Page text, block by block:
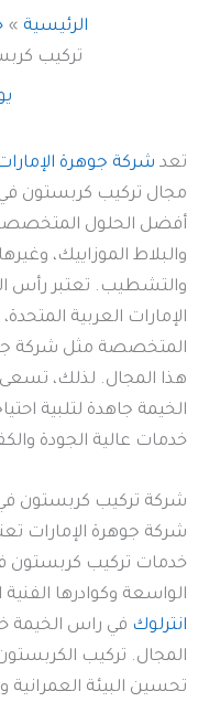
الرئيسية
تركيب
تعد شركة جوهرة
مجال تركيب كربستون في
أفضل الحلول المتخصصة
والبلاط الموزاييك،
والتشطيب. تعتبر رأس
الإمارات العربية
المتخصصة مثل شركة
هذا المجال. لذلك،
الخيمة جاهدة لتلبية
خدمات عالية الجودة
شركة تركيب كربستون
شركة جوهرة الإمارات
خدمات تركيب كربستون
الواسعة وكوادرها
انترلوك في راس الخيمة
المجال. تركيب
تحسين البيئة